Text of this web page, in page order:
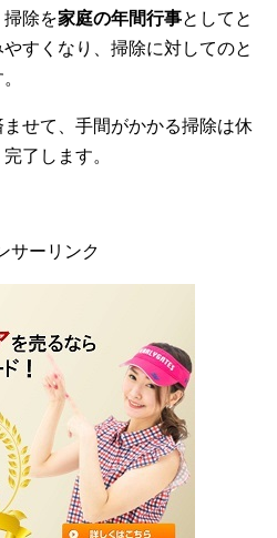
掃除を家庭の年間行事としてと
すくなり、掃除に対してのと
せて、手間がかかる掃除は休
了します。
サーリンク